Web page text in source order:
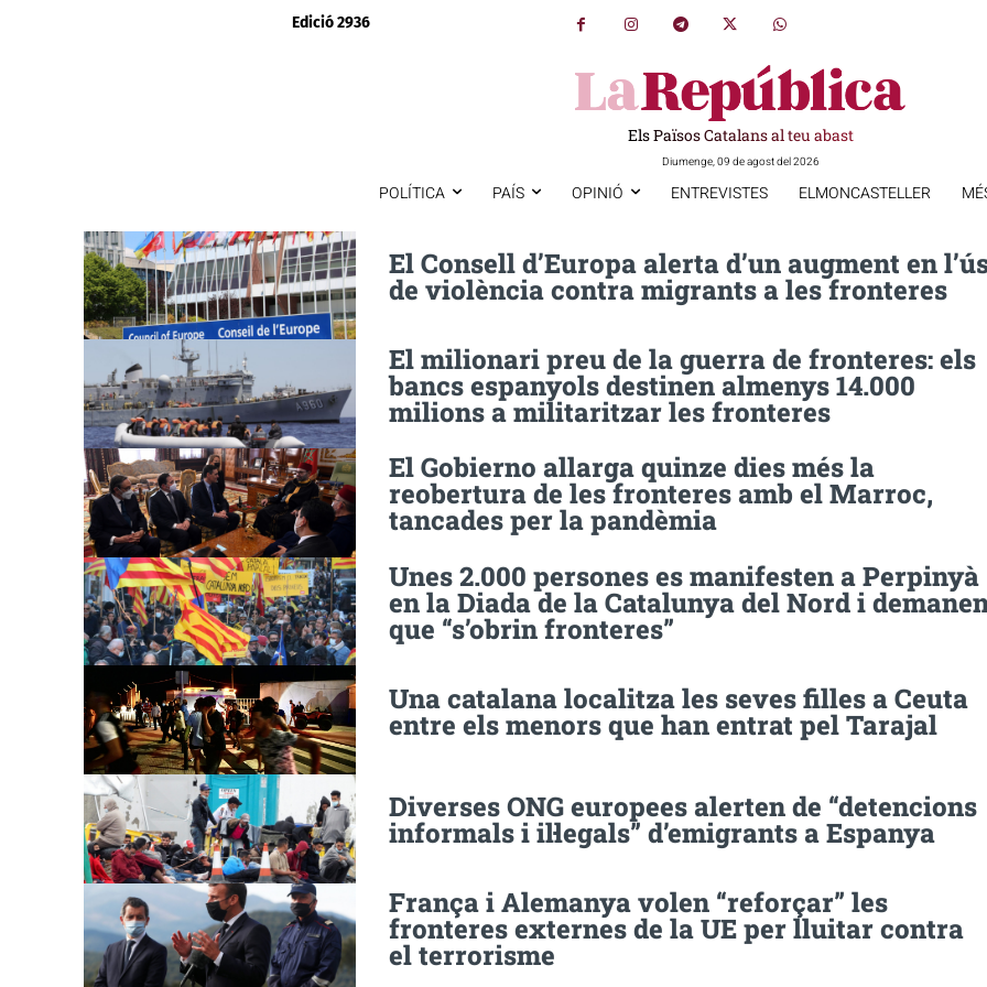
Edició 2936
Els Països Catalans al teu abast
Diumenge, 09 de agost del 2026
POLÍTICA PAÍS OPINIÓ ENTREVISTES ELMONCASTELLER
El Consell d’Europa alerta d’un augment en
de violència contra migrants a les fronteres
El milionari preu de la guerra de fronteres: els
bancs espanyols destinen almenys 14.000
milions a militaritzar les fronteres
El Gobierno allarga quinze dies més la
reobertura de les fronteres amb el Marroc,
tancades per la pandèmia
Unes 2.000 persones es manifesten a Perpinyà
en la Diada de la Catalunya del Nord i
que “s’obrin fronteres”
Una catalana localitza les seves filles a Ceuta
entre els menors que han entrat pel Tarajal
Diverses ONG europees alerten de “detencions
informals i il·legals” d’emigrants a Espanya
França i Alemanya volen “reforçar” les
fronteres externes de la UE per lluitar contra
el terrorisme